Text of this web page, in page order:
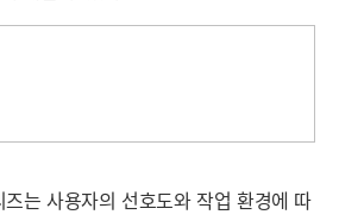
는 사용자의 선호도와 작업 환경에 따